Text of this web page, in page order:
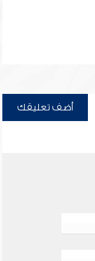
أضف تعليقك